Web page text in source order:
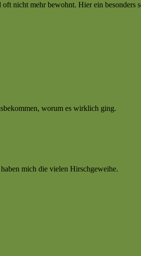
nicht mehr bewohnt. Hier ein besonders
worum es wirklich ging.
mich die vielen Hirschgeweihe.